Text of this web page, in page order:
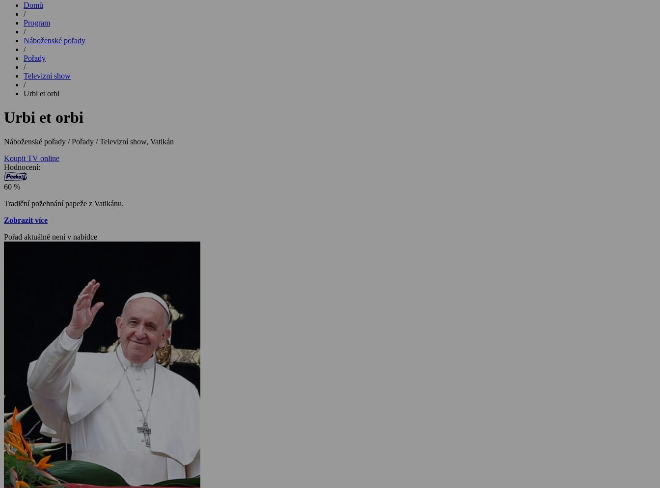
Domů
/
Program
/
Náboženské pořady
/
Pořady
/
Televizní show
/
Urbi et orbi
Urbi et orbi
Náboženské pořady / Pořady / Televizní show, Vatikán
Koupit TV online
Hodnocení:
60 %
Tradiční požehnání papeže z Vatikánu.
Zobrazit více
Pořad aktuálně není v nabídce